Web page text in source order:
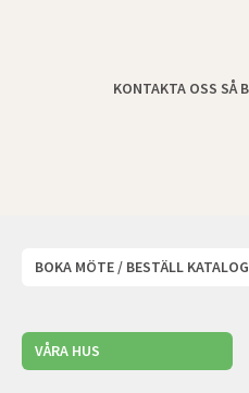
KONTAKTA OSS SÅ
BOKA MÖTE / BESTÄLL KATALOG
VÅRA HUS